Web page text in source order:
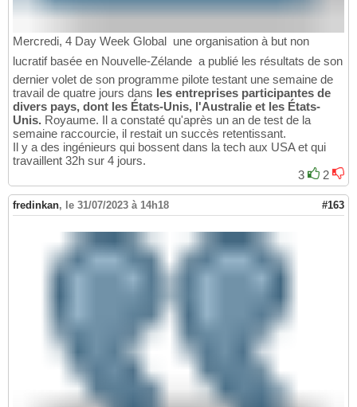
Mercredi, 4 Day Week Global  une organisation à but non
lucratif basée en Nouvelle-Zélande  a publié les résultats de son
dernier volet de son programme pilote testant une semaine de
travail de quatre jours dans les entreprises participantes de
divers pays, dont les États-Unis, l'Australie et les États-
Unis. Royaume. Il a constaté qu'après un an de test de la
semaine raccourcie, il restait un succès retentissant.
Il y a des ingénieurs qui bossent dans la tech aux USA et qui
travaillent 32h sur 4 jours.
3
2
fredinkan, le 31/07/2023 à 14h18 #163